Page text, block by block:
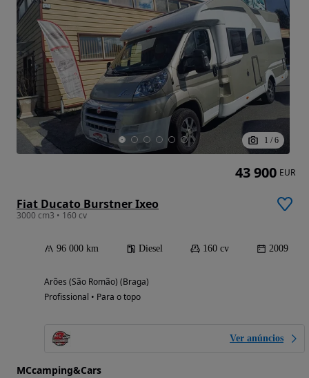
1 / 6
Fiat Ducato Burstner Ixeo
3000 cm3 • 160 cv
96 000 km Diesel 160 cv 2009
Arões (São Romão) (Braga)
Profissional • Para o topo
Ver anúncios
MCcamping&Cars
43 900 EUR